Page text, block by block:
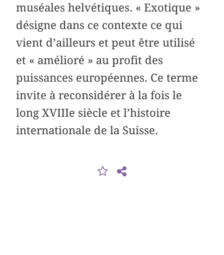
muséales helvétiques. « Exotique »
désigne dans ce contexte ce qui
vient d’ailleurs et peut être utilisé
et « amélioré » au profit des
puissances européennes. Ce terme
invite à reconsidérer à la fois le
long XVIIIe siècle et l’histoire
internationale de la Suisse.